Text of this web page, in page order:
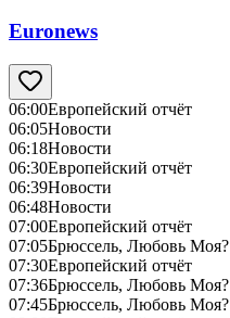
Euronews
06:00Европейский отчёт
06:05Новости
06:18Новости
06:30Европейский отчёт
06:39Новости
06:48Новости
07:00Европейский отчёт
07:05Брюссель, Любовь Моя?
07:30Европейский отчёт
07:36Брюссель, Любовь Моя?
07:45Брюссель, Любовь Моя?